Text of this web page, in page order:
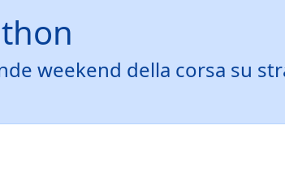
weekend della corsa su